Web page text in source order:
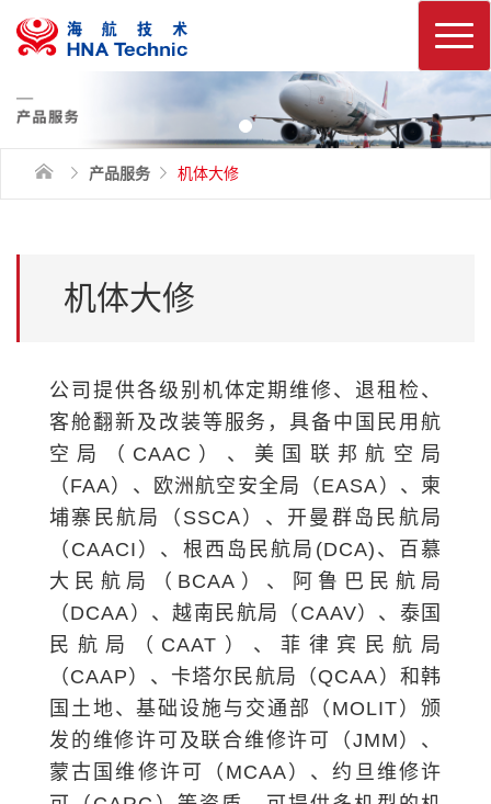
换
产品服务 机体大修
机体大修
（CAACI） 、根西岛民航局(DCA
大民航局（BCA
国土地、基